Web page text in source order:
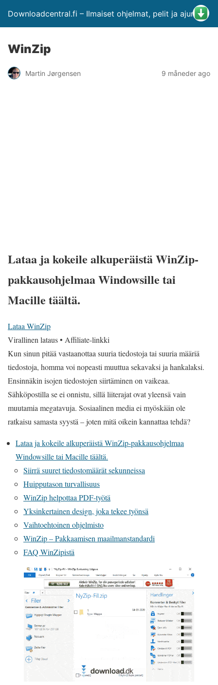
Downloadcentral.fi – Ilmaiset ohjelmat, pelit ja ajurit
WinZip
Martin Jørgensen 9 måneder ago
Lataa ja kokeile alkuperäistä WinZip-
pakkausohjelmaa Windowsille tai
Macille täältä.
Lataa WinZip
Virallinen lataus • Affiliate-linkki
Kun sinun pitää vastaanottaa suuria tiedostoja tai suuria määriä
tiedostoja, homma voi nopeasti muuttua sekavaksi ja hankalaksi.
Ensinnäkin isojen tiedostojen siirtäminen on vaikeaa.
Sähköpostilla se ei onnistu, sillä liiterajat ovat yleensä vain
muutamia megatavuja. Sosiaalinen media ei myöskään ole
ratkaisu samasta syystä – joten mitä oikein kannattaa tehdä?
Lataa ja kokeile alkuperäistä WinZip-pakkausohjelmaa
Windowsille tai Macille täältä.
Siirrä suuret tiedostomäärät sekunneissa
Huipputason turvallisuus
WinZip helpottaa PDF-työtä
Yksinkertainen design, joka tekee työnsä
Vaihtoehtoinen ohjelmisto
WinZip – Pakkaamisen maailmanstandardi
FAQ WinZipistä